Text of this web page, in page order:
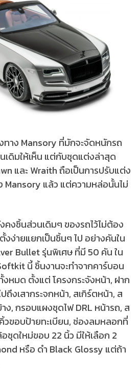
ทาง Mansory ที่มักจะจัดหนักรถ
เดิมให้เห็น แต่กับชุดแต่งล่าสุด
และ Wraith ถือเป็นการปรับแต่ง
Mansory แล้ว แต่ความหล่อนั้นไม่
งชิ้นส่วนเดิมๆ ของรถไว้ไม่ต้อง
ง่ายแยกเป็นชิ้นๆ ไป อย่างคันใน
Bullet รุ่นพิเศษ ที่มี 50 คัน ใน
นี้ ชิ้นงานจะทำจากคาร์บอน
หมด ตั้งแต่ โครงกระจังหน้า, ฝาก
ถึงเสากระจกหน้า, สเกิร์ตหน้า, ส
ง, กรอบแผงชุดไฟ DRL หน้ารถ, ส
วขอบป้ายทะเบียน, ช่องลมหลอกที่
ชุดใหม่ขอบ 22 นิ้ว มีให้เลือก 2
หรือ ดำ Black Glossy แต่ถ้า